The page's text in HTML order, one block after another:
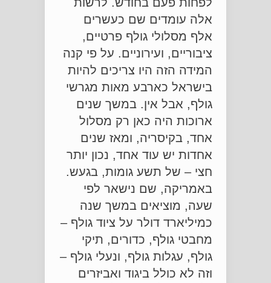
אלה עומדים שם כעשרים
אלף מסלולי גולף פרטיים,
ציבוריים, ועירוניים. על פי קנה
המידה הזה היו צריכים להיות
בישראל כארבע מאות מגרשי
גולף, אבל אין. במשך שנים
ארוכות היה כאן רק מסלול
אחד, בקיסריה, ומאז שנים
אחדות יש עוד אחד, נכון יותר
חצי – של תשע גומות, בגעש.
באמריקה, שם נישאר לפי
שעה, מוציאים במשך שנה
כמיליארד דולר על ציוד גולף –
מחבטי גולף, כדורים, תיקי
גולף, עגלות גולף, ונעלי גולף –
וזה לא כולל ביגוד ואביזרים